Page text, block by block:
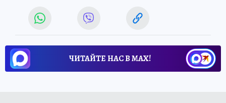
ЧИТАЙТЕ НАС В МАХ!